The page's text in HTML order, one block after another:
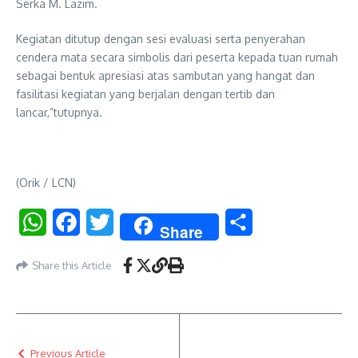
Serka M. Lazim.
Kegiatan ditutup dengan sesi evaluasi serta penyerahan
cendera mata secara simbolis dari peserta kepada tuan rumah
sebagai bentuk apresiasi atas sambutan yang hangat dan
fasilitasi kegiatan yang berjalan dengan tertib dan
lancar,”tutupnya.
(Orik / LCN)
WhatsAppFacebookTwitter Share
Share this Article
Previous Article